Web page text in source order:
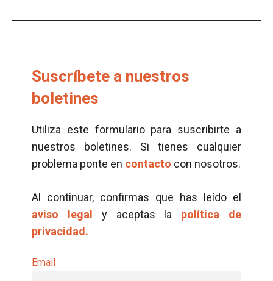
Suscríbete a nuestros
boletines
Utiliza este formulario para suscribirte a
nuestros boletines. Si tienes cualquier
problema ponte en contacto con nosotros.
Al continuar, confirmas que has leído el
aviso legal
y aceptas la política de
privacidad.
Email